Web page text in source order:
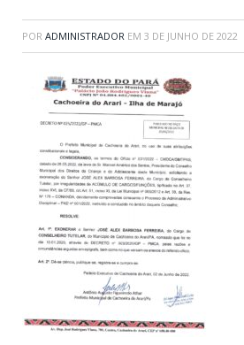
POR ADMINISTRADOR EM 3 DE JUNHO DE 2022